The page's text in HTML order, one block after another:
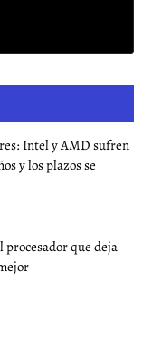
Intel y AMD sufren
y los plazos se
procesador que deja